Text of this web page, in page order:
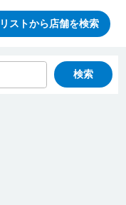
リストから店舗を検索
検索